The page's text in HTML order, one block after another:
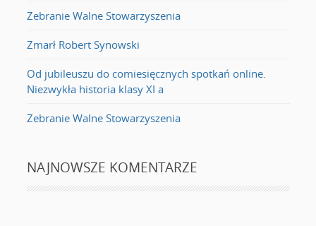
Zebranie Walne Stowarzyszenia
Zmarł Robert Synowski
Od jubileuszu do comiesięcznych spotkań online.
Niezwykła historia klasy XI a
Zebranie Walne Stowarzyszenia
NAJNOWSZE KOMENTARZE